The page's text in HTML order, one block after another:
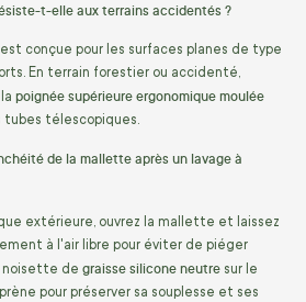
t-elle aux terrains accidentés ?
conçue pour les surfaces planes de type
En terrain forestier ou accidenté,
poignée supérieure ergonomique moulée
tubes télescopiques.
de la mallette après un lavage à
extérieure, ouvrez la mallette et laissez
à l'air libre pour éviter de piéger
noisette de graisse silicone neutre sur le
pour préserver sa souplesse et ses